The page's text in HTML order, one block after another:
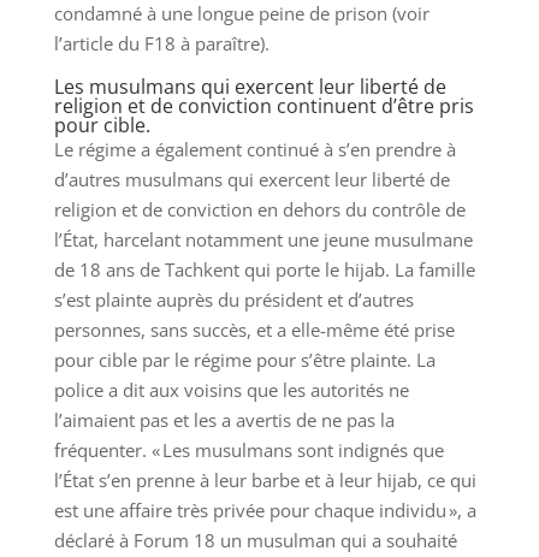
condamné à une longue peine de prison (voir
l’article du F18 à paraître).
Les musulmans qui exercent leur liberté de
religion et de conviction continuent d’être pris
pour cible.
Le régime a également continué à s’en prendre à
d’autres musulmans qui exercent leur liberté de
religion et de conviction en dehors du contrôle de
l’État, harcelant notamment une jeune musulmane
de 18 ans de Tachkent qui porte le hijab. La famille
s’est plainte auprès du président et d’autres
personnes, sans succès, et a elle-même été prise
pour cible par le régime pour s’être plainte. La
police a dit aux voisins que les autorités ne
l’aimaient pas et les a avertis de ne pas la
fréquenter. « Les musulmans sont indignés que
l’État s’en prenne à leur barbe et à leur hijab, ce qui
est une affaire très privée pour chaque individu », a
déclaré à Forum 18 un musulman qui a souhaité